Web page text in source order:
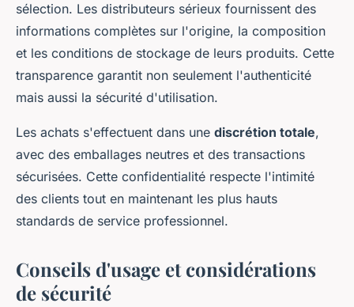
sélection. Les distributeurs sérieux fournissent des
informations complètes sur l'origine, la composition
et les conditions de stockage de leurs produits. Cette
transparence garantit non seulement l'authenticité
mais aussi la sécurité d'utilisation.
Les achats s'effectuent dans une discrétion totale,
avec des emballages neutres et des transactions
sécurisées. Cette confidentialité respecte l'intimité
des clients tout en maintenant les plus hauts
standards de service professionnel.
Conseils d'usage et considérations
de sécurité